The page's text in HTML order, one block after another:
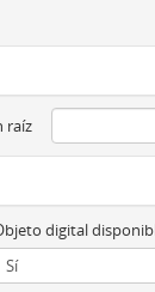
raíz
digital